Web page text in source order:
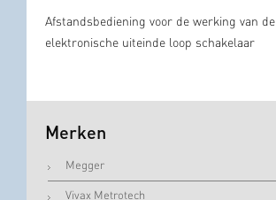
Afstandsbediening voor de werking van de
elektronische uiteinde loop schakelaar
Merken
Megger
Vivax Metrotech